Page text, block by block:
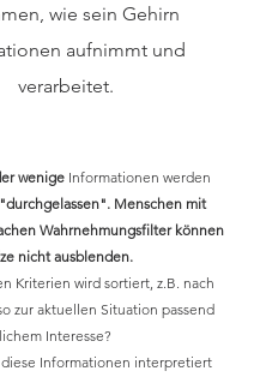
wie sein Gehirn
aufnimmt und
verarbeitet.
wenige Informationen werden
Menschen mit
Wahrnehmungsfilter können
nicht ausblenden.
Kriterien wird sortiert, z.B. nach
zur aktuellen Situation passend
Interesse?
Informationen interpretiert